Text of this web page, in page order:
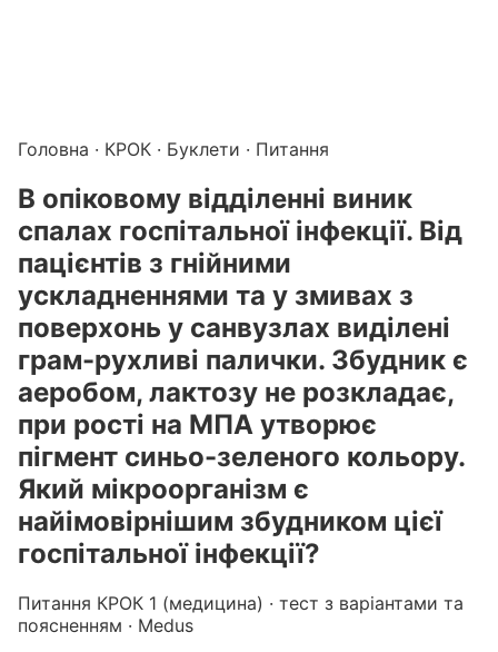
Головна · КРОК · Буклети · Питання
В опіковому відділенні виник
спалах госпітальної інфекції. Від
пацієнтів з гнійними
ускладненнями та у змивах з
поверхонь у санвузлах виділені
грам-рухливі палички. Збудник є
аеробом, лактозу не розкладає,
при рості на МПА утворює
пігмент синьо-зеленого кольору.
Який мікроорганізм є
найімовірнішим збудником цієї
госпітальної інфекції?
Питання КРОК 1 (медицина) · тест з варіантами та
поясненням · Medus